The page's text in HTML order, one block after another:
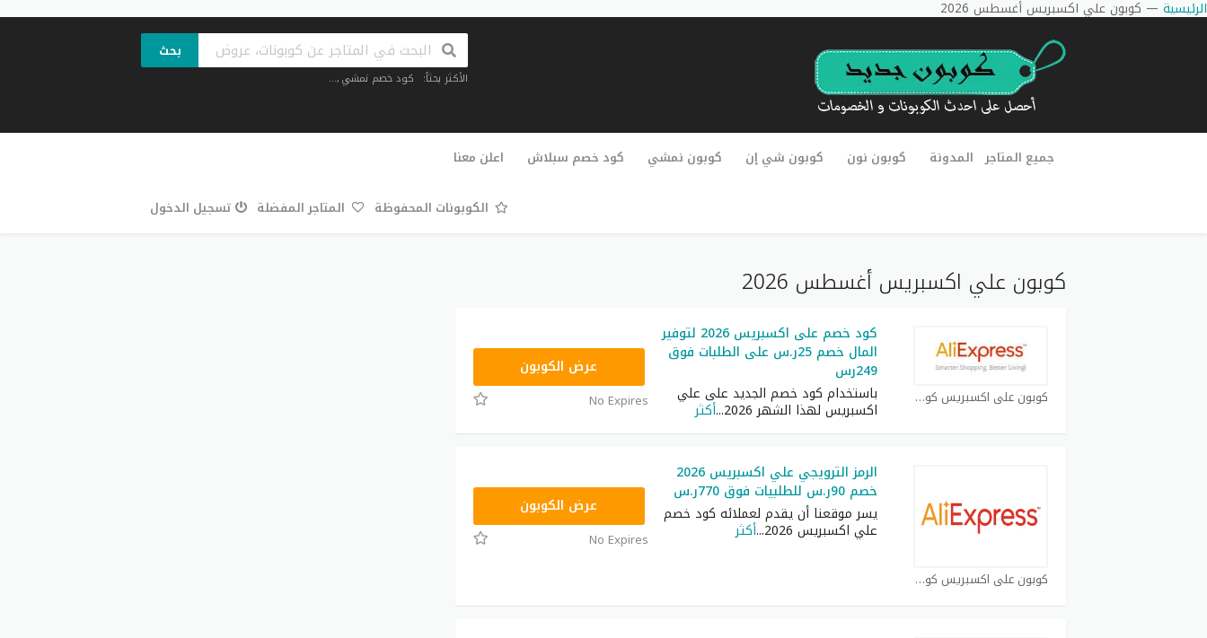
الرئيسية — كوبون علي اكسبريس أغسطس 2026
بحث
الأكثر بحثاً: كود خصم نمشي,...
تخطي
جميع المتاجر المدونة كوبون نون كوبون شي إن كوبون نمشي كود خصم سبلاش اعلن معنا
الكوبونات المحفوظة المتاجر المفضلة تسجيل الدخول
كوبون علي اكسبريس أغسطس 2026
كوبون علي اكسبريس كوبون
كود خصم على اكسبريس 2026 لتوفير
المال خصم 25ر.س على الطلبات فوق
249رس
باستخدام كود خصم الجديد على علي
اكسبريس لهذا الشهر 2026 ...أكثر
FSGCC07عرض الكوبون
No Expires
كوبون علي اكسبريس كوبون
الرمز الترويجي علي اكسبريس 2026
خصم 90ر.س للطلبيات فوق 770ر.س
يسر موقعنا أن يقدم لعملائه كود خصم
علي اكسبريس 2026 ...أكثر
PDGCC3عرض الكوبون
No Expires